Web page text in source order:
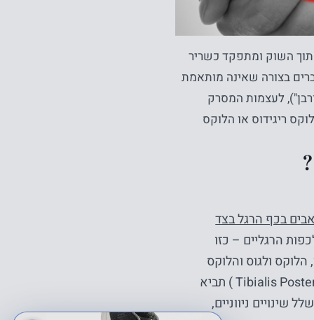
השוק ומתפקד כשריר
בצורה שאינה מותאמת
לעצמות המסרק
ריגידוס או הלוקס
בכף הרגל בצד
הרגליים – כזו
ולגוס והלוקס
ריגידוס . גם אי ספיקה של שריר הטיביאליס האחורי (Tibialis Posterior Insufficiency ) תביא
ניווניים,